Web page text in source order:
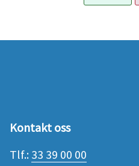
Kontakt oss
Tlf.: 33 39 00 00